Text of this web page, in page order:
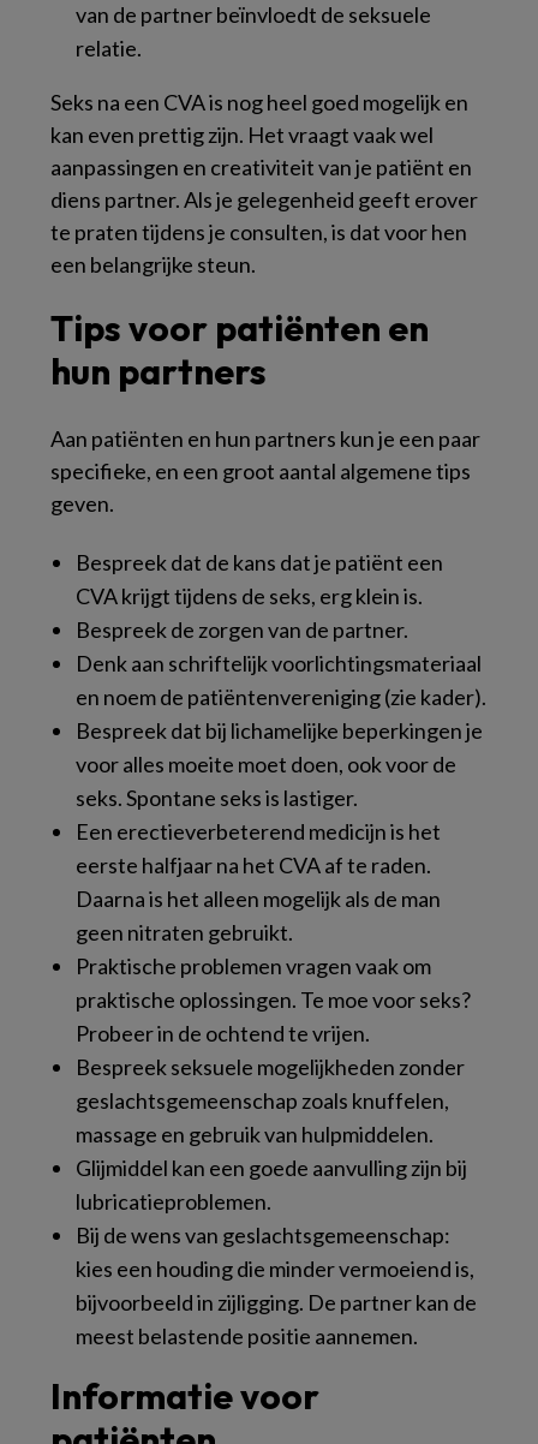
van de partner beïnvloedt de seksuele
relatie.
Seks na een CVA is nog heel goed mogelijk en
kan even prettig zijn. Het vraagt vaak wel
aanpassingen en creativiteit van je patiënt en
diens partner. Als je gelegenheid geeft erover
te praten tijdens je consulten, is dat voor hen
een belangrijke steun.
Tips voor patiënten en
hun partners
Aan patiënten en hun partners kun je een paar
specifieke, en een groot aantal algemene tips
geven.
Bespreek dat de kans dat je patiënt een
CVA krijgt tijdens de seks, erg klein is.
Bespreek de zorgen van de partner.
Denk aan schriftelijk voorlichtingsmateriaal
en noem de patiëntenvereniging (zie kader).
Bespreek dat bij lichamelijke beperkingen je
voor alles moeite moet doen, ook voor de
seks. Spontane seks is lastiger.
Een erectieverbeterend medicijn is het
eerste halfjaar na het CVA af te raden.
Daarna is het alleen mogelijk als de man
geen nitraten gebruikt.
Praktische problemen vragen vaak om
praktische oplossingen. Te moe voor seks?
Probeer in de ochtend te vrijen.
Bespreek seksuele mogelijkheden zonder
geslachtsgemeenschap zoals knuffelen,
massage en gebruik van hulpmiddelen.
Glijmiddel kan een goede aanvulling zijn bij
lubricatieproblemen.
Bij de wens van geslachtsgemeenschap:
kies een houding die minder vermoeiend is,
bijvoorbeeld in zijligging. De partner kan de
meest belastende positie aannemen.
Informatie voor